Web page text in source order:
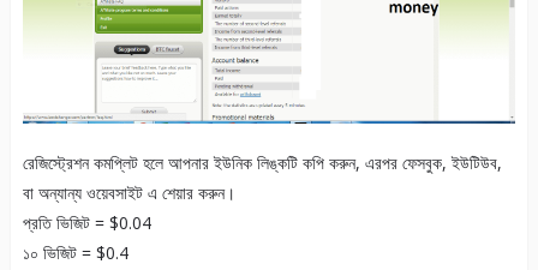
রেজিস্ট্রেশন কমপ্লিট হলে আপনার ইউনিক লিঙ্কটি কপি করুন, এরপর ফেসবুক, ইউটিউব,
বা অন্যান্য ওয়েবসাইট এ শেয়ার করুন।
প্রতি ভিজিট = $0.04
১০ ভিজিট = $0.4